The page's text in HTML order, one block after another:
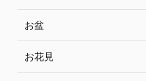
お盆
お花見